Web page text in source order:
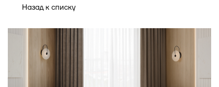
Назад к списку